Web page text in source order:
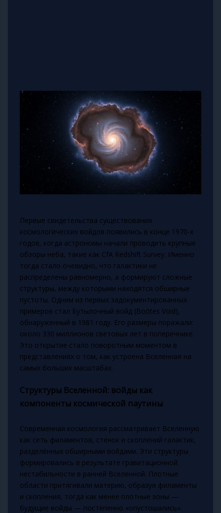
Первые свидетельства существования
космологических войдов появились в конце 1970-х
годов, когда астрономы начали проводить крупные
обзоры неба, такие как CfA Redshift Survey. Именно
тогда стало очевидно, что галактики не
распределены равномерно, а формируют сложные
структуры, между которыми находятся обширные
пустоты. Одним из первых задокументированных
примеров стал Бутылочный войд (Boötes Void),
обнаруженный в 1981 году. Его размеры поражали:
около 330 миллионов световых лет в поперечнике.
Это открытие стало поворотным моментом в
представлениях о том, как устроена Вселенная на
самых больших масштабах.
Структуры Вселенной: войды как
компоненты космической паутины
Современная космология рассматривает Вселенную
как сеть филаментов, стенок и скоплений галактик,
разделённых обширными войдами. Эти структуры
формировались в результате гравитационной
нестабильности в ранней Вселенной. Плотные
области притягивали материю, образуя филаменты
и скопления, тогда как менее плотные зоны —
будущие войды — постепенно «опустошались».